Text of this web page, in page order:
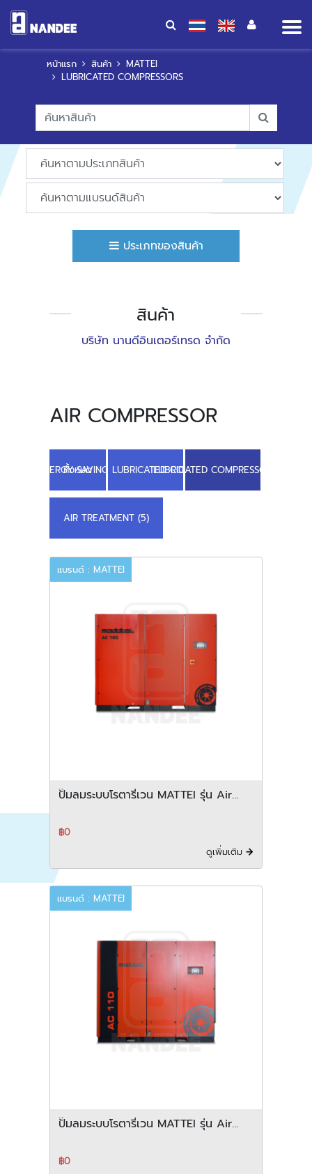
หน้าแรก สินค้า
MATTEI
LUBRICATED COMPRESSORS
ประเภทของสินค้า
สินค้า
บริษัท นานดีอินเตอร์เทรด จำกัด
AIR COMPRESSOR
ทั้งหมด
ENERGY SAVING LUBRICATED COMPRESSORS (12)
LUBRICATED COMPRESSORS (8)
AIR TREATMENT (5)
แบรนด์ : MATTEI
ปั๊มลมระบบโรตารี่เวน MATTEI รุ่น Air
฿0
ดูเพิ่มเติม
แบรนด์ : MATTEI
ปั๊มลมระบบโรตารี่เวน MATTEI รุ่น Air
฿0